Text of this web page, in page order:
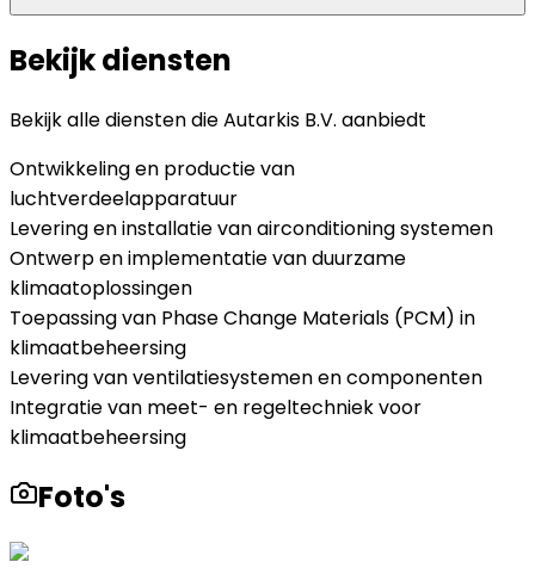
Bekijk diensten
Bekijk alle diensten dieAutarkis B.V. aanbiedt
Ontwikkeling en productie van
luchtverdeelapparatuur
Levering en installatie van airconditioning systemen
Ontwerp en implementatie van duurzame
klimaatoplossingen
Toepassing van Phase Change Materials (PCM) in
klimaatbeheersing
Levering van ventilatiesystemen en componenten
Integratie van meet- en regeltechniek voor
klimaatbeheersing
Foto's